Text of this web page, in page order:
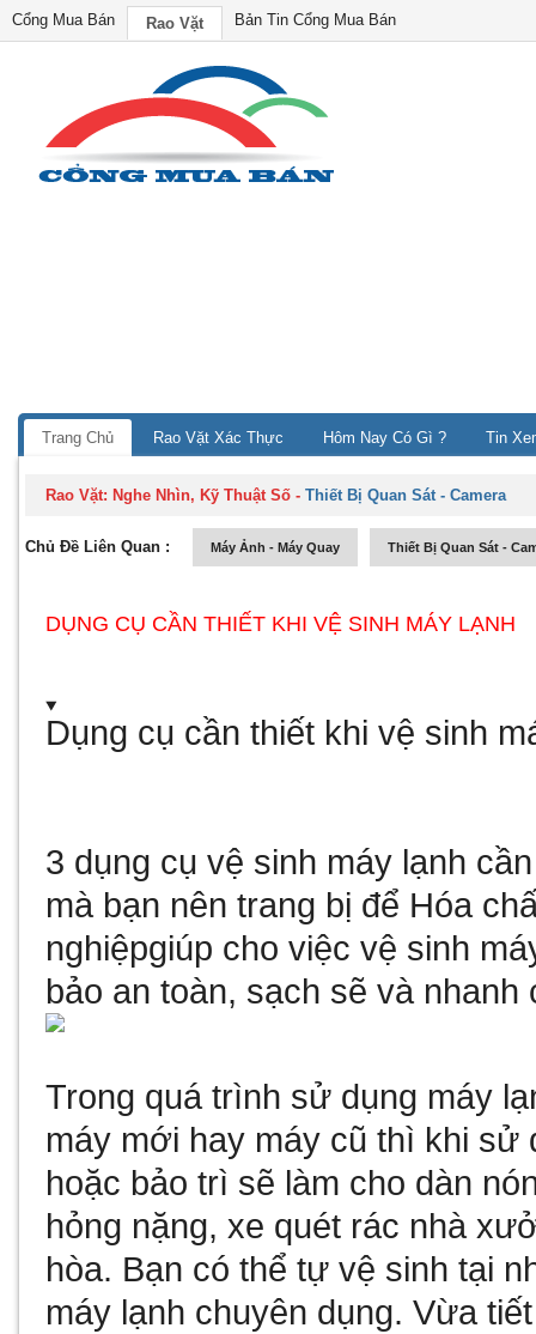
Cổng Mua Bán Rao Vặt Bản Tin Cổng Mua Bán
Trang Chủ Rao Vặt Xác Thực Hôm Nay Có Gì ? Tin
Rao Vặt: Nghe Nhìn, Kỹ Thuật Số -Thiết Bị Quan Sát - Camera
Chủ Đề Liên Quan : Máy Ảnh - Máy Quay Thiết Bị Quan Sát -
DỤNG CỤ CẦN THIẾT KHI VỆ SINH MÁY LẠNH
Dụng cụ cần thiết khi vệ sinh
3 dụng cụ vệ sinh máy lạnh
mà bạn nên trang bị để Hóa
nghiệpgiúp cho việc vệ sinh
bảo an toàn, sạch sẽ và nhanh
Trong quá trình sử dụng máy
máy mới hay máy cũ thì khi sử
hoặc bảo trì sẽ làm cho dàn
hỏng nặng,xe quét rác nhà
hòa. Bạn có thể tự vệ sinh tại
máy lạnh chuyên dụng. Vừa